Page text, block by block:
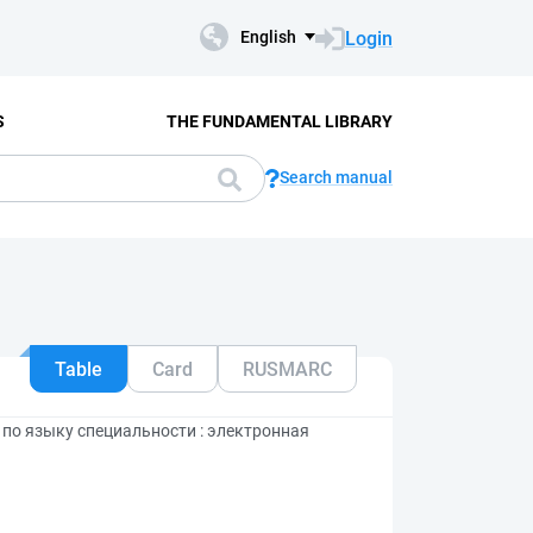
English Login
THE FUNDAMENTAL LIBRARY
Search manual
Table Card RUSMARC
языку специальности : электронная